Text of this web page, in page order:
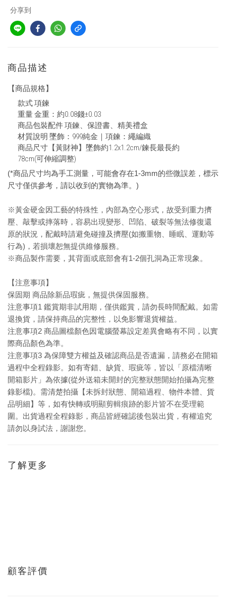
分享到
商品描述
【商品規格】
款式 項鍊
重量 金重：約0.08錢±0.03
商品包裝配件 項鍊、保證書、精美禮盒
材質說明 墜飾：999純金｜項鍊：繩編織
商品尺寸【黃財神】墜飾約1.2x1.2cm/鍊長最長約
78cm(可伸縮調整)
(*商品尺寸均為手工測量，可能會存在1-3mm的些微誤差，標示
尺寸僅供參考，請以收到的實物為準。)
※黃金硬金因工藝的特殊性，內部為空心形式，故受到重力擠
壓、敲擊或摔落時，容易出現變形、凹陷、破裂等無法修復還
原的狀況，配戴時請避免碰撞及擠壓(如搬重物、睡眠、運動等
行為)，若損壞恕無提供維修服務。
※商品製作需要，其背面或底部會有1-2個孔洞為正常現象。
【注意事項】
保固期 商品除新品瑕疵，無提供保固服務。
注意事項1 鑑賞期非試用期，僅供鑑賞，請勿長時間配戴。如需
退換貨，請保持商品的完整性，以免影響退貨權益。
注意事項2 商品圖檔顏色因電腦螢幕設定差異會略有不同，以實
際商品顏色為準。
注意事項3 為保障雙方權益及確認商品是否遺漏，請務必在開箱
過程中全程錄影。如有寄錯、缺貨、瑕疵等，皆以「原檔清晰
開箱影片」為依據(從外送箱未開封的完整狀態開始拍攝為完整
錄影檔)。需清楚拍攝【未拆封狀態、開箱過程、物件本體、貨
品明細】等，如有快轉或明顯剪輯痕跡的影片皆不在受理範
圍。出貨過程全程錄影，商品皆經確認後包裝出貨，有權追究
請勿以身試法，謝謝您。
了解更多
顧客評價